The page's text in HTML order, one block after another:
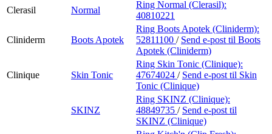
Clerasil
Normal
Ring Normal (Clerasil):
40810221
Cliniderm Boots Apotek
Ring Boots Apotek (Cliniderm):
52811100 / Send e-post til Boots
Apotek (Cliniderm)
Clinique Skin Tonic
Ring Skin Tonic (Clinique):
47674024 / Send e-post til Skin
Tonic (Clinique)
SKINZ
Ring SKINZ (Clinique):
48849735 / Send e-post til
SKINZ (Clinique)